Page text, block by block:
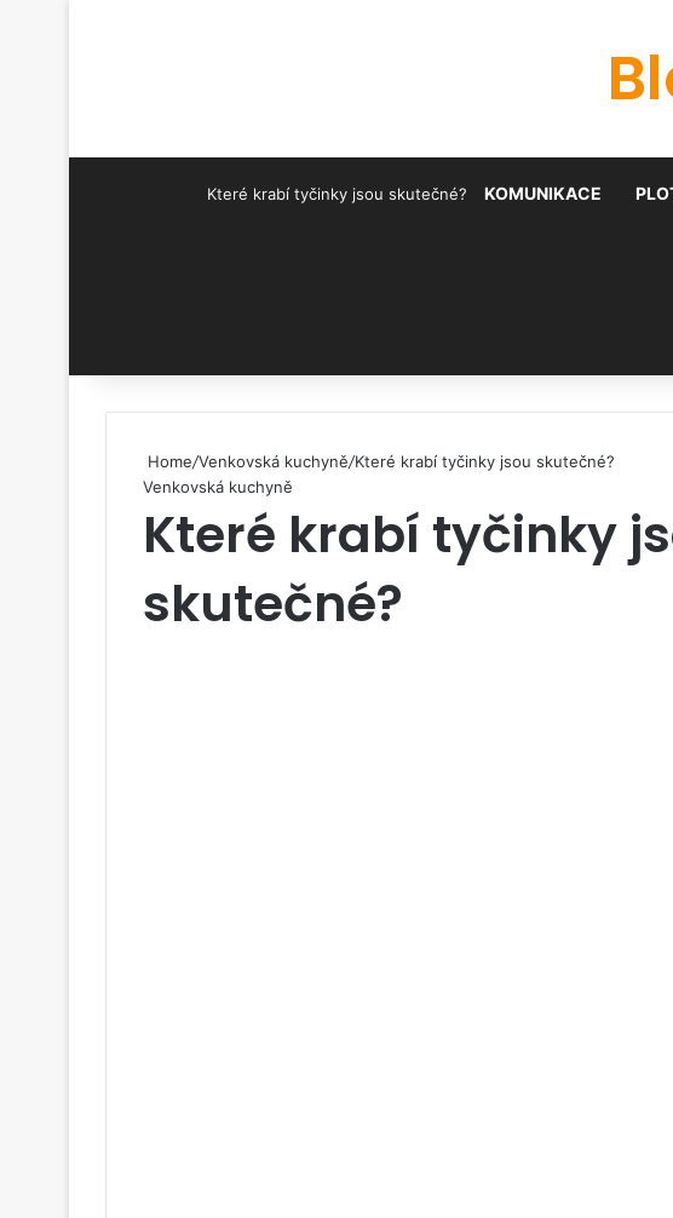
Které krabí tyčinky jsou skutečné? KOMUNIKACE
Home/Venkovská kuchyně/Které krabí tyčinky jsou skutečné?
Venkovská kuchyně
Které krabí tyčinky
skutečné?